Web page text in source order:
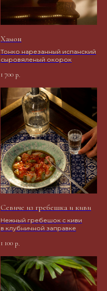
Хамон
Тонко нарезанный испанский
сыровяленый окорок
1 700 р.
Севиче из гребешка и киви
Нежный гребешок с киви
в клубничной заправке
1 100 р.